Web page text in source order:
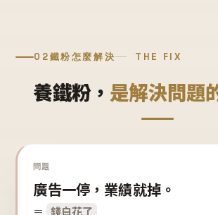
02鐵粉怎麼解決 THE FIX
養鐵粉， 是解決問題
問題
廣告一停，業績就掉。
＝ 錢白花了